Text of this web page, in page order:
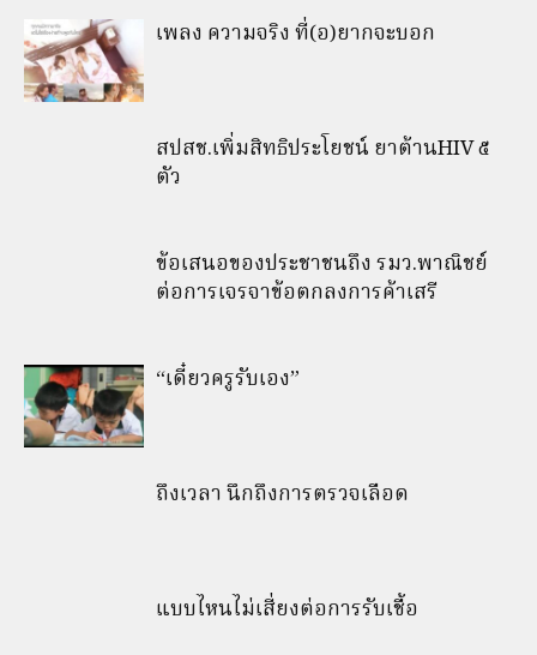
เพลง ความจริง ที่(อ)ยากจะบอก
สปสช.เพิ่มสิทธิประโยชน์ ยาต้านHIV ๕
ตัว
ข้อเสนอของประชาชนถึง รมว.พาณิชย์
ต่อการเจรจาข้อตกลงการค้าเสรี
“เดี๋ยวครูรับเอง”
ถึงเวลา นึกถึงการตรวจเลือด
แบบไหนไม่เสี่ยงต่อการรับเชื้อ